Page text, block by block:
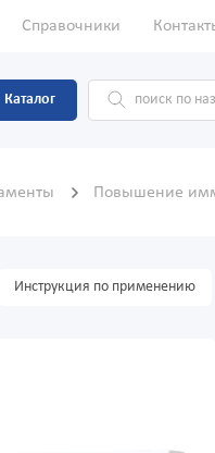
Справочники
Каталог
Повышение
Инструкция по применению